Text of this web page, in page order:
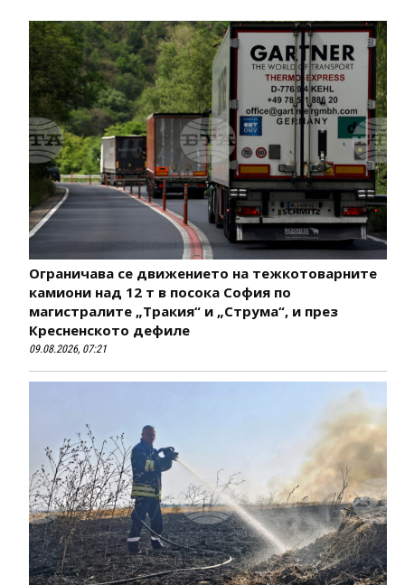
Ограничава се движението на тежкотоварните
камиони над 12 т в посока София по
магистралите „Тракия“ и „Струма“, и през
Кресненското дефиле
09.08.2026, 07:21